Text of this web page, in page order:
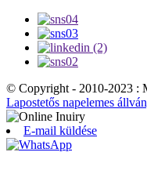
© Copyright - 2010-2023 :
Lapostetős napelemes
E-mail küldése